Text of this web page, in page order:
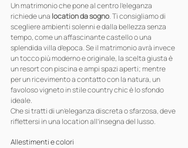
Un matrimonio che pone al centro l’eleganza
richiede una location da sogno. Ti consigliamo di
scegliere ambienti solenni e dalla bellezza senza
tempo, come un affascinante castello o una
splendida villa d’epoca. Se il matrimonio avrà invece
un tocco più moderno e originale, la scelta giusta è
un resort con piscina e ampi spazi aperti; mentre
per un ricevimento a contatto con la natura, un
favoloso vigneto in stile country chic è lo sfondo
ideale.
Che si tratti di un’eleganza discreta o sfarzosa, deve
riflettersi in una location all’insegna del lusso.
Allestimenti e colori